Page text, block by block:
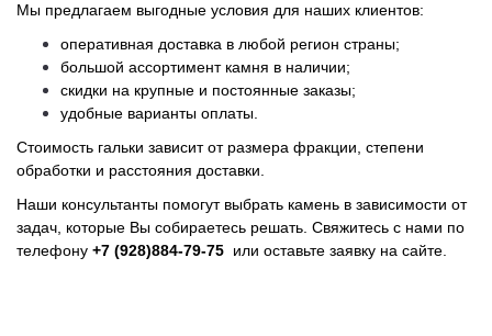
Мы предлагаем выгодные условия для наших клиентов:
оперативная доставка в любой регион страны;
большой ассортимент камня в наличии;
скидки на крупные и постоянные заказы;
удобные варианты оплаты.
Стоимость гальки зависит от размера фракции, степени
обработки и расстояния доставки.
Наши консультанты помогут выбрать камень в зависимости от
задач, которые Вы собираетесь решать. Свяжитесь с нами по
телефону +7 (928)884-79-75 или оставьте заявку на сайте.